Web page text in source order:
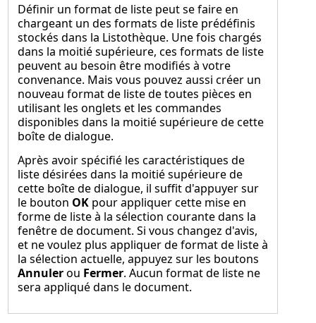
Définir un format de liste peut se faire en
chargeant un des formats de liste prédéfinis
stockés dans la Listothèque. Une fois chargés
dans la moitié supérieure, ces formats de liste
peuvent au besoin être modifiés à votre
convenance. Mais vous pouvez aussi créer un
nouveau format de liste de toutes pièces en
utilisant les onglets et les commandes
disponibles dans la moitié supérieure de cette
boîte de dialogue.
Après avoir spécifié les caractéristiques de
liste désirées dans la moitié supérieure de
cette boîte de dialogue, il suffit d'appuyer sur
le bouton OK pour appliquer cette mise en
forme de liste à la sélection courante dans la
fenêtre de document. Si vous changez d'avis,
et ne voulez plus appliquer de format de liste à
la sélection actuelle, appuyez sur les boutons
Annulerou Fermer. Aucun format de liste ne
sera appliqué dans le document.